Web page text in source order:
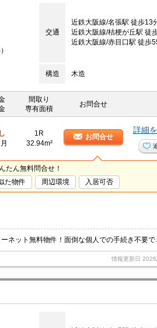
交通
近鉄大阪線/名張駅 徒歩13
近鉄大阪線/桔梗が丘駅 徒
近鉄大阪線/赤目口駅 徒歩
構造 木造
間取り
専有面積
お問合せ
1R
32.94m²
お問合せ
詳細
たん無料問合せ！
た物件 周辺環境 入居可否
情報更新日